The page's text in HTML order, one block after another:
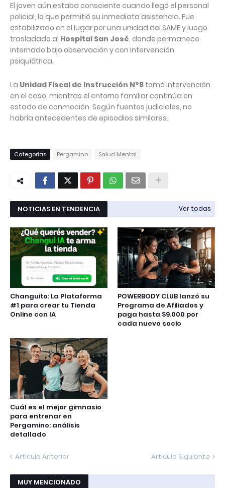
El joven aún estaba consciente cuando llegó el personal
policial, lo que permitió su inmediata asistencia. Fue
estabilizado en el lugar por una unidad del SAME y luego
trasladado al Hospital San José, donde permanece
internado bajo observación y con intervención
psiquiátrica.
La Unidad Fiscal de Instrucción N°8 tomó intervención
en el caso, mientras el entorno familiar continúa en
estado de conmoción. Según fuentes judiciales, no
habría antecedentes de episodios similares.
Categorias Pergamino Salud Mental
NOTICIAS EN TENDENCIA Ver todas
Changuito: La Plataforma
#1 para crear tu Tienda
Online con IA
POWERBODY CLUB lanzó su
Programa de Afiliados y
paga hasta $9.000 por
cada nuevo socio
Cuál es el mejor gimnasio
para entrenar en
Pergamino: análisis
detallado
Artículo Anterior Artículo Siguiente
MUY MENCIONADO